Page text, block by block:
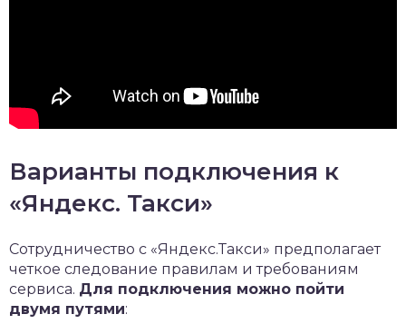
Варианты подключения к
«Яндекс. Такси»
Сотрудничество с «Яндекс.Такси» предполагает
четкое следование правилам и требованиям
сервиса. Для подключения можно пойти
двумя путями: